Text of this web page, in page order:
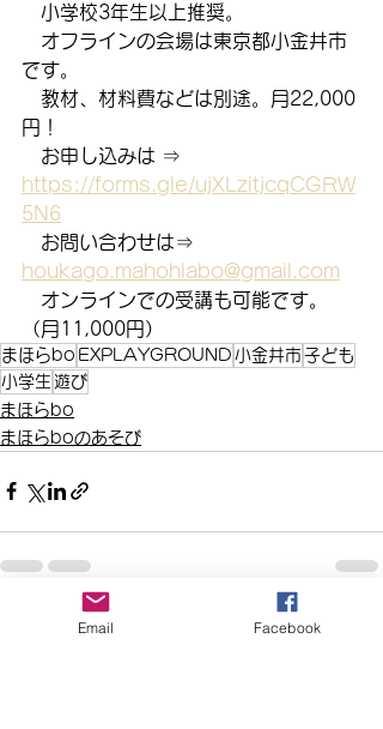
小学校3年生以上推奨。
オフラインの会場は東京都小金井市
です。
教材、材料費などは別途。月22,000
円！
お申し込みは ⇒
https://forms.gle/ujXLzitjcqCGRW
5N6
お問い合わせは⇒
houkago.mahohlabo@gmail.com
オンラインでの受講も可能です。
（月11,000円）
まほらbo EXPLAYGROUND 小金井市 子ども
小学生 遊び
まほらbo
まほらboのあそび
最新記事 すべて表示
Email Facebook